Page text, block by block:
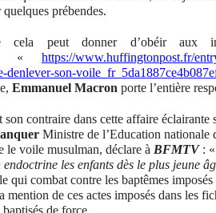
prébendes.
cela peut donner d’obéir aux
: « https://www.huffingtonpost.fr/
denlever-son-
Emmanuel Macron porte l’entière
son contraire dans cette affaire
Ministre de l’Education nationale
le voile musulman, déclare à BFMTV: «
les enfants dès le plus jeune
qui combat contre les baptêmes
mention de ces actes imposés dans les
de force.